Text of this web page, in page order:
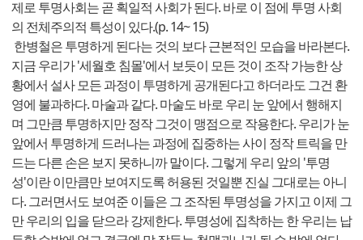
제로 투명사회는 곧 획일적 사회가 된다. 바로 이 점에 투명 사회
의 전체주의적 특성이 있다.(p. 14~ 15)
한병철은 투명하게 된다는 것의 보다 근본적인 모습을 바라본다.
지금 우리가 '세월호 침몰'에서 보듯이 모든 것이 조작 가능한 상
황에서 설사 모든 과정이 투명하게 공개된다고 하더라도 그건 환
영에 불과하다. 마술과 같다. 마술도 바로 우리 눈 앞에서 행해지
며 그만큼 투명하지만 정작 그것이 맹점으로 작용한다. 우리가 눈
앞에서 투명하게 드러나는 과정에 집중하는 사이 정작 트릭을 만
드는 다른 손은 보지 못하니까 말이다. 그렇게 우리 앞의 '투명
성'이란 이만큼만 보여지도록 허용된 것일뿐 진실 그대로는 아니
다. 그러면서도 보여준 이들은 그 조작된 투명성을 가지고 이제 그
만 우리의 입을 닫으라 강제한다. 투명성에 집착하는 한 우리는 납